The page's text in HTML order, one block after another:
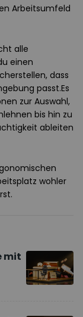
Arbeitsumfeld
alle
einen
dass
passt.Es
zur Auswahl,
bis hin zu
ableiten
wohler
mit